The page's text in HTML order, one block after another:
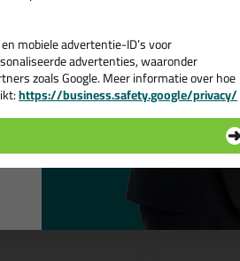
De Bostik Primer Q is onderdeel
De lijmsystemen zijn aanklikbaar
-Lijmsysteem voor Cembrit panelen
-Lijmsysteem voor Equitone panelen
mobiele advertentie-ID’s voor
advertenties, waaronder
zoals Google. Meer informatie over hoe
https://business.safety.google/privacy/